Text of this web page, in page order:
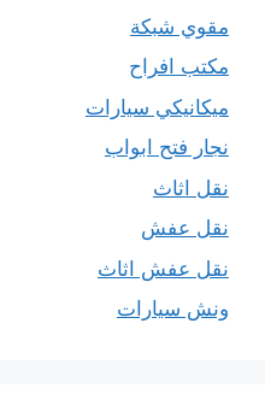
مقوي شبكة
مكتب افراح
ميكانيكي سيارات
نجار فتح ابواب
نقل اثاث
نقل عفش
نقل عفش اثاث
ونش سيارات